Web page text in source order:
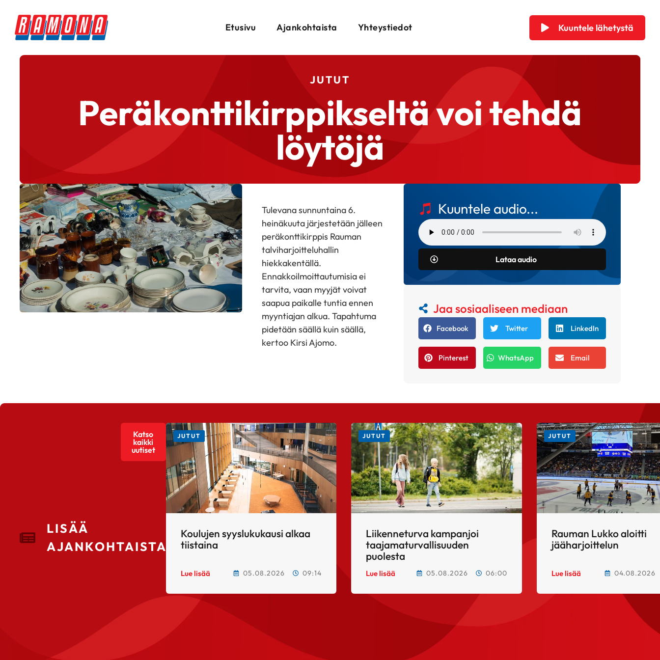
Etusivu Ajankohtaista Yhteystiedot Kuuntele lähetystä
JUTUT
Peräkonttikirppikseltä voi tehdä
löytöjä
Tulevana sunnuntaina 6.
heinäkuuta järjestetään jälleen
peräkonttikirppis Rauman
talviharjoitteluhallin
hiekkakentällä.
Ennakkoilmoittautumisia ei
tarvita, vaan myyjät voivat
saapua paikalle tuntia ennen
myyntiajan alkua. Tapahtuma
pidetään säällä kuin säällä,
kertoo Kirsi Ajomo.
Kuuntele audio...
Lataa audio
Jaa sosiaaliseen mediaan
Facebook Twitter LinkedIn
Pinterest WhatsApp Email
LISÄÄ
AJANKOHTAISTA
Katso
kaikki
uutiset
JUTUT
Koulujen syyslukukausi alkaa
tiistaina
Lue lisää 05.08.2026 09:14
JUTUT
Liikenneturva kampanjoi
taajamaturvallisuuden
puolesta
Lue lisää 05.08.2026 06:00
JUTUT
Rauman Lukko aloitti
jääharjoittelun
Lue lisää 04.08.2026